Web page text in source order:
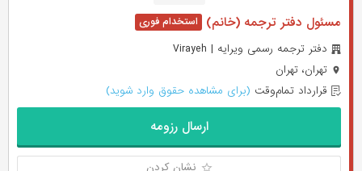
مسئول دفتر ترجمه (خانم)
دفتر ترجمه رسمی ویرایه | Virayeh
تهران، تهران
قرارداد تمام‌وقت (برای مشاهده حقوق وارد شوید)
ارسال رزومه
نشان کردن